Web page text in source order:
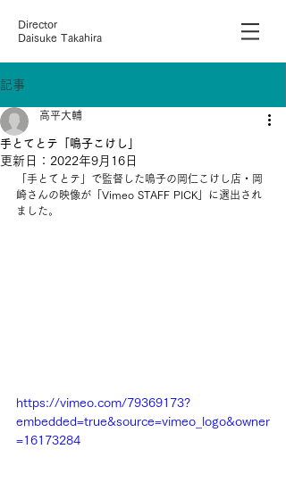
Director
Daisuke Takahira
記事
手とてとテ「鳴子こけし」
高平大輔
更新日： 2022年9月16日
「手とてとテ」で監督した鳴子の岡仁こけし店・岡
崎さんの映像が「Vimeo STAFF PICK」に選出され
ました。
https://vimeo.com/79369173?
embedded=true&source=vimeo_logo&owner
=16173284